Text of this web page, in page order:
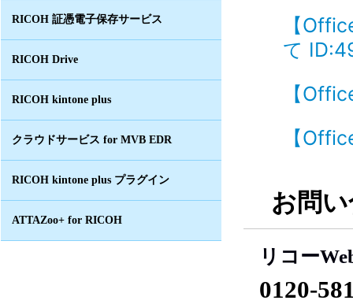
RICOH 証憑電子保存サービス
RICOH Drive
RICOH kintone plus
クラウドサービス for MVB EDR
RICOH kintone plus プラグイン
ATTAZoo+ for RICOH
【
て
【
【
お問
リコー
0120-